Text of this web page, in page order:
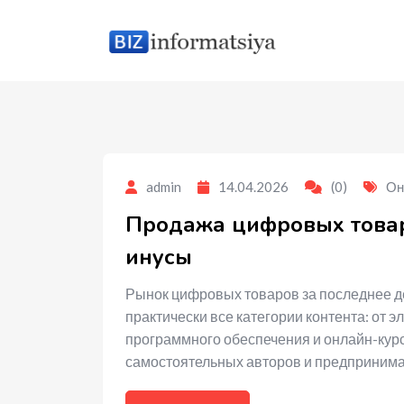
admin 14.04.2026 (0)
Продажа цифровых
инусы
Рынок цифровых товаров за последнее
практически все категории контента: от
программного обеспечения и онлайн-
самостоятельных авторов и